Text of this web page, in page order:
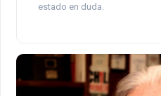
estado en duda.